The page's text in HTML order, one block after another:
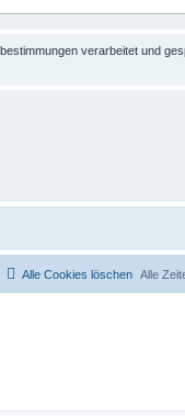
verarbeitet und
Alle
Alle Cookies löschen